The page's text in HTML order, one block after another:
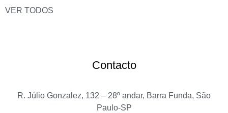
VER TODOS
Contacto
R. Júlio Gonzalez, 132 – 28º andar, Barra Funda, São
Paulo-SP